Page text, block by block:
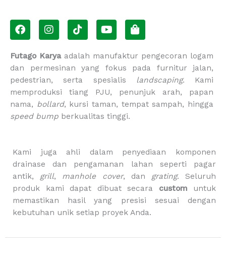
F
a
e
b
o
o
k
I
n
t
a
g
r
a
m
T
i
t
o
k
Y
o
t
u
b
e
S
h
p
p
i
n
g
-
Futago Karyaadalah manufaktur pengecoran logam
dan permesinan yang fokus pada furnitur jalan,
pedestrian, serta spesialis landscaping. Kami
memproduksi tiang PJU, penunjuk arah, papan
nama, bollard, kursi taman, tempat sampah, hingga
speed bump berkualitas tinggi.
Kami juga ahli dalam penyediaan komponen
drainase dan pengamanan lahan seperti pagar
antik, grill, manhole cover, dan grating. Seluruh
produk kami dapat dibuat secara custom untuk
memastikan hasil yang presisi sesuai dengan
kebutuhan unik setiap proyek Anda.